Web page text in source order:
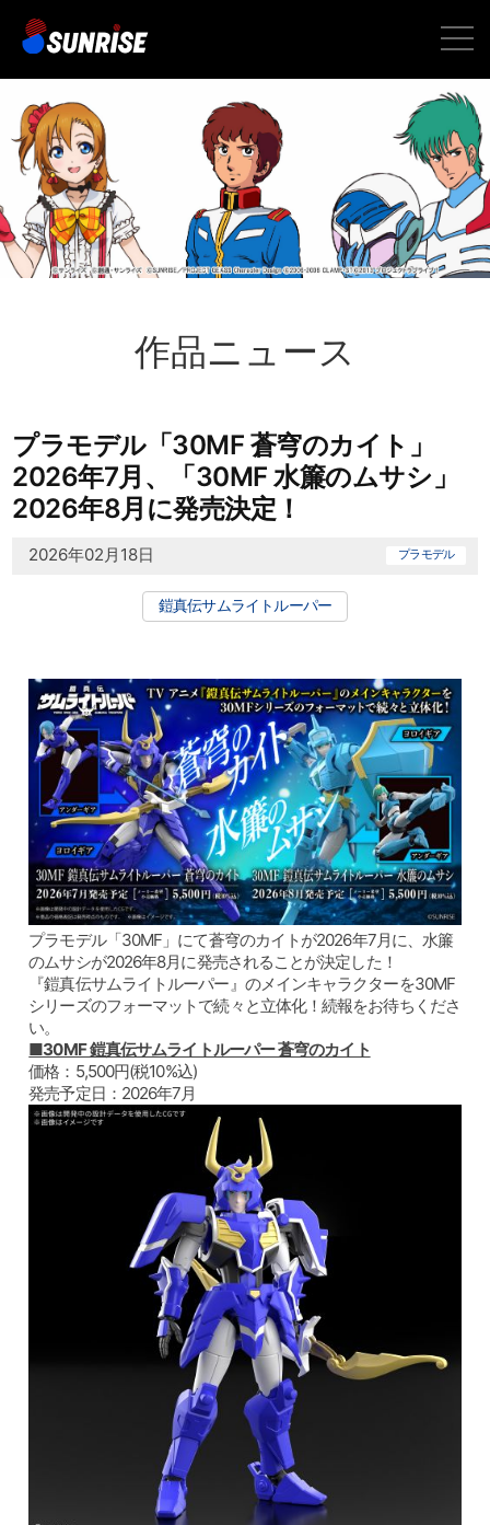
toggle
作品ニュース
プラモデル「30MF 蒼穹のカイト」
2026年7月、「30MF 水簾のムサシ」
2026年8月に発売決定！
2026年02月18日 プラモデル
鎧真伝サムライトルーパー
プラモデル「30MF」にて蒼穹のカイトが2026年7月に、水簾
のムサシが2026年8月に発売されることが決定した！
『鎧真伝サムライトルーパー』のメインキャラクターを30MF
シリーズのフォーマットで続々と立体化！続報をお待ちくださ
い。
■30MF 鎧真伝サムライトルーパー 蒼穹のカイト
価格：5,500円(税10%込)
発売予定日：2026年7月